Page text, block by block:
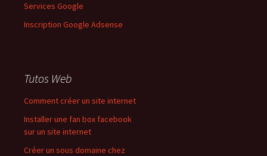
Services Google
Inscription Google Adsense
Tutos Web
Comment créer un site internet
Installer une fan box facebook
sur un site internet
Créer un sous domaine chez